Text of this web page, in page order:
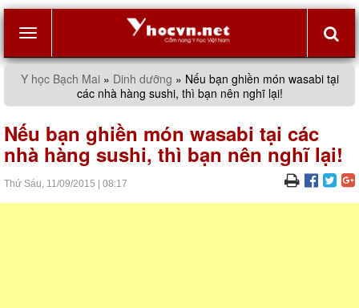
Y học Bạch Mai» Dinh dưỡng » Nếu bạn ghiền món wasabi tại
các nhà hàng sushi, thì bạn nên nghĩ lại!
Nếu bạn ghiền món wasabi tại các
nhà hàng sushi, thì bạn nên nghĩ lại!
Thứ Sáu, 11/09/2015 08:17